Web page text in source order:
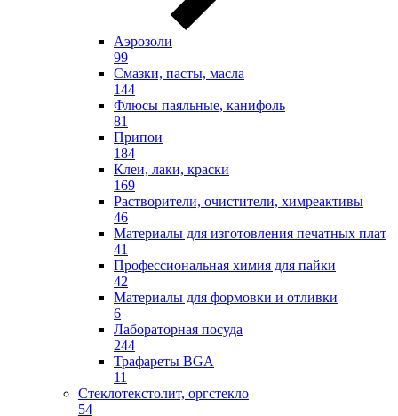
Аэрозоли
99
Смазки, пасты, масла
144
Флюсы паяльные, канифоль
81
Припои
184
Клеи, лаки, краски
169
Растворители, очистители, химреактивы
46
Материалы для изготовления печатных плат
41
Профессиональная химия для пайки
42
Материалы для формовки и отливки
6
Лабораторная посуда
244
Трафареты BGA
11
Стеклотекстолит, оргстекло
54